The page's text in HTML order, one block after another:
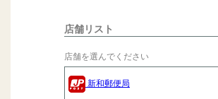
店舗リスト
店舗を選んでください
新和郵便局